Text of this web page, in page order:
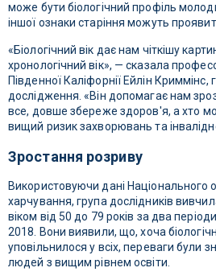
може бути біологічний профіль
іншої ознаки старіння можуть
«Біологічний вік дає нам чіткішу
хронологічний вік», — сказала
Південної Каліфорнії Ейлін Криммінс,
дослідження. «Він допомагає нам
все, довше збереже здоров'я, а хто
вищий ризик захворювань та
Зростання розриву
Використовуючи дані Національного
харчування, група дослідників
віком від 50 до 79 років за два
2018. Вони виявили, що, хоча
уповільнилося у всіх, переваги були
людей з вищим рівнем освіти.